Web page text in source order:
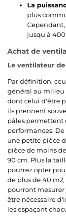
La
plus
jusqu'à 400
Achat de
Le ventilateur
Par définition,
général au milieu
dont celui d'être
ils prennent
pâles permettent
performances.
une petite pièce
pièce de moins
90 cm. Plus la
pourrez opter
de plus de 40
pourront mesurer
être nécessaire
les espaçant